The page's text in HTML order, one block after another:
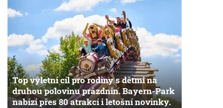
Top výletní cíl pro rodiny s dětmi na
druhou polovinu prázdnin. Bayern-Park
nabízí přes 80 atrakcí i letošní novinky.